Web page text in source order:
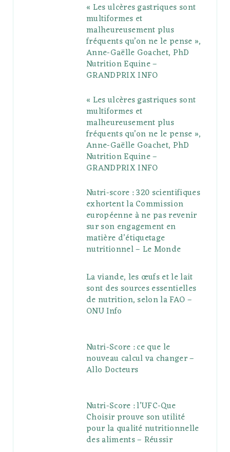
e
P
l
s
g
r
a
r
e
s
r
« Les ulcères gastriques sont
multiformes et
malheureusement plus
fréquents qu’on ne le pense »,
Anne-Gaëlle Goachet, PhD
Nutrition Equine –
GRANDPRIX INFO
« Les ulcères gastriques sont
multiformes et
malheureusement plus
fréquents qu’on ne le pense »,
Anne-Gaëlle Goachet, PhD
Nutrition Equine –
GRANDPRIX INFO
Nutri-score : 320 scientifiques
exhortent la Commission
européenne à ne pas revenir
sur son engagement en
matière d’étiquetage
nutritionnel – Le Monde
La viande, les œufs et le lait
sont des sources essentielles
de nutrition, selon la FAO –
ONU Info
Nutri-Score : ce que le
nouveau calcul va changer –
Allo Docteurs
Nutri-Score : l’UFC-Que
Choisir prouve son utilité
pour la qualité nutritionnelle
des aliments – Réussir